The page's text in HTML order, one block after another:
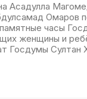
Асадулла
Омаров
часы
женщины и
Госдумы Султан